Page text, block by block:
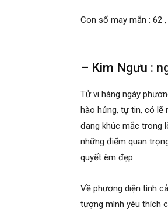
Con số may mắn : 62 ,
– Kim Ngưu :
Tử vi hàng ngày
hào hứng, tự tin, có lẽ
đang khúc mắc trong
những điểm quan
quyết êm đẹp.
Về phương diện tình
tượng mình yêu thích